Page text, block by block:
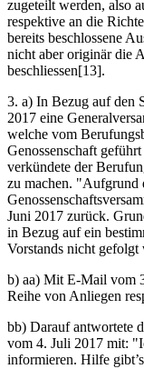
zugeteilt werden, also
respektive an die
bereits beschlossene
nicht aber originär die
beschliessen[13].
3. a) In Bezug auf den
2017 eine
welche vom
Genossenschaft
verkündete der
zu machen. "Aufgrund
Juni 2017 zurück.
in Bezug auf ein
Vorstands nicht gefolgt
b) aa) Mit E-Mail vom
Reihe von Anliegen
bb) Darauf antwortete
vom 4. Juli 2017 mit:
informieren. Hilfe